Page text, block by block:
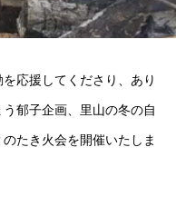
応援してくださり、あり
郁子企画、里山の冬の自
たき火会を開催いたしま